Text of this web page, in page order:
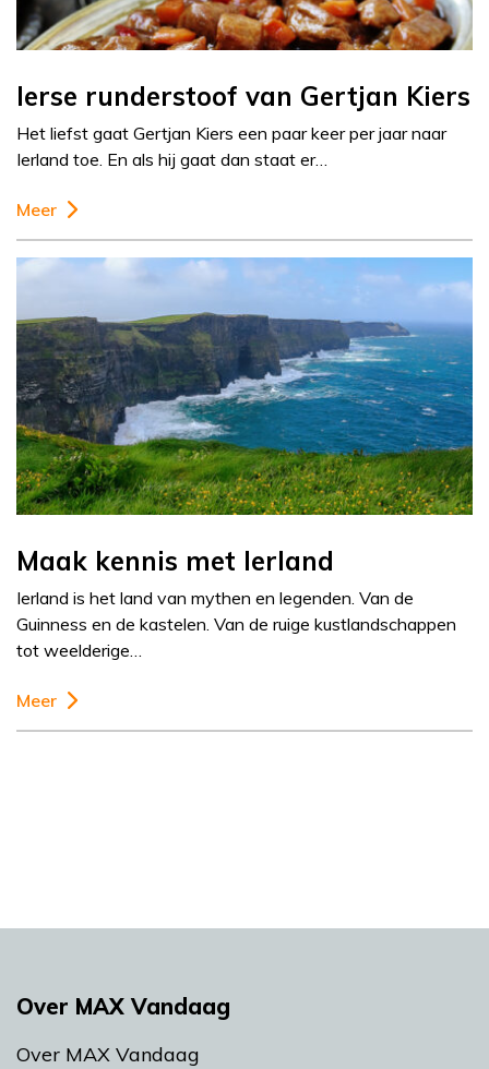
Ierse runderstoof van Gertjan Kiers
Het liefst gaat Gertjan Kiers een paar keer per jaar naar
Ierland toe. En als hij gaat dan staat er…
Meer
Maak kennis met Ierland
Ierland is het land van mythen en legenden. Van de
Guinness en de kastelen. Van de ruige kustlandschappen
tot weelderige…
Meer
Over MAX Vandaag
Over MAX Vandaag